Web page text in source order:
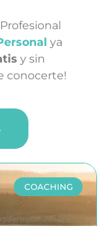
ya
y sin
conocerte!
COACHING